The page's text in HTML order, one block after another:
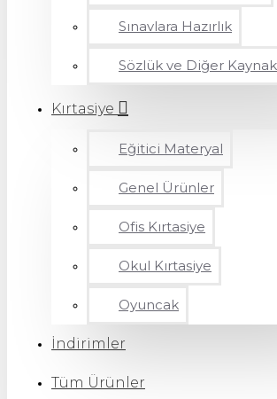
Sınavlara Hazırlık
Sözlük ve Diğer
Kırtasiye
Eğitici Materyal
Genel Ürünler
Ofis Kırtasiye
Okul Kırtasiye
Oyuncak
İndirimler
Tüm Ürünler